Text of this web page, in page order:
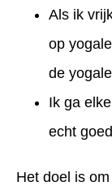
Als ik
op
de
Ik ga
echt
Het doel is